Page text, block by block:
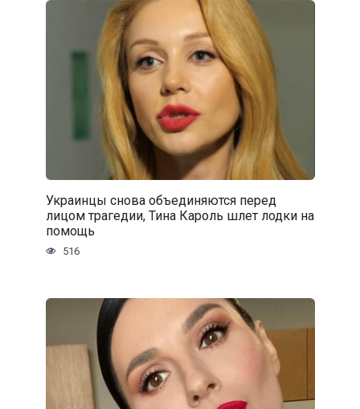
Украинцы снова объединяются перед
лицом трагедии, Тина Кароль шлет лодки на
помощь
516